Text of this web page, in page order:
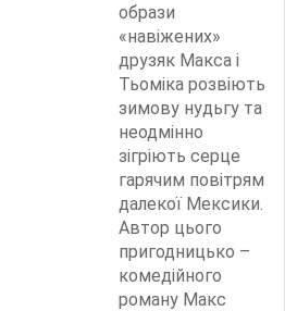
образи
«навіжених»
друзяк Макса і
Тьоміка розвіють
зимову нудьгу та
неодмінно
зігріють серце
гарячим повітрям
далекої Мексики.
Автор цього
пригодницько –
комедійного
роману Макс